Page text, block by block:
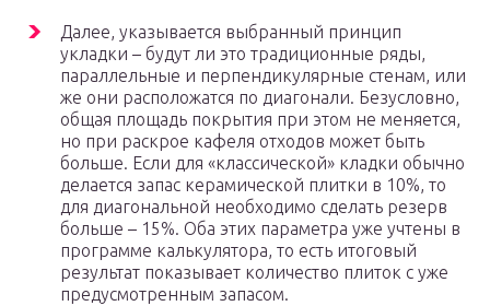
Далее, указывается выбранный принцип
укладки – будут ли это традиционные ряды,
параллельные и перпендикулярные стенам, или
же они расположатся по диагонали. Безусловно,
общая площадь покрытия при этом не меняется,
но при раскрое кафеля отходов может быть
больше. Если для «классической» кладки обычно
делается запас керамической плитки в 10%, то
для диагональной необходимо сделать резерв
больше – 15%. Оба этих параметра уже учтены в
программе калькулятора, то есть итоговый
результат показывает количество плиток с уже
предусмотренным запасом.